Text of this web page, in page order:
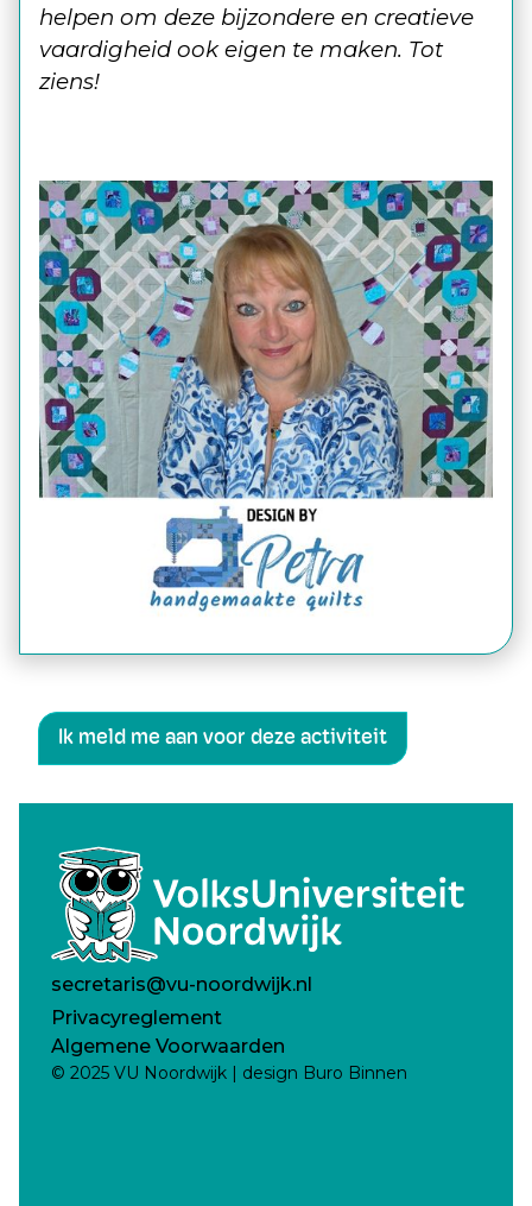
helpen om deze bijzondere en creatieve
vaardigheid ook eigen te maken. Tot
ziens!
Ik meld me aan voor deze activiteit
secretaris@vu-noordwijk.nl
© 2025 VU Noordwijk | design Buro Binnen
Privacyreglement
Algemene Voorwaarden